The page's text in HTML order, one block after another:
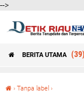
-->
BERITA UTAMA (39)
› Tanpa label ›